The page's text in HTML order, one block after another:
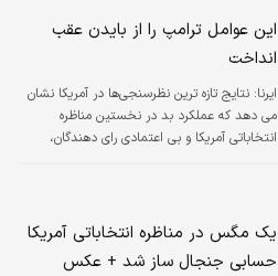
این عوامل ترامپ را از بایدن عقب
انداخت
ایرنا: نتایج تازه ترین نظرسنجی‌ها در آمریکا نشان
می دهد که عملکرد بد در نخستین مناظره
انتخاباتی آمریکا و بی اعتمادی رای دهندگان،
یک مگس در مناظره انتخاباتی آمریکا
حسابی جنجال ساز شد + عکس